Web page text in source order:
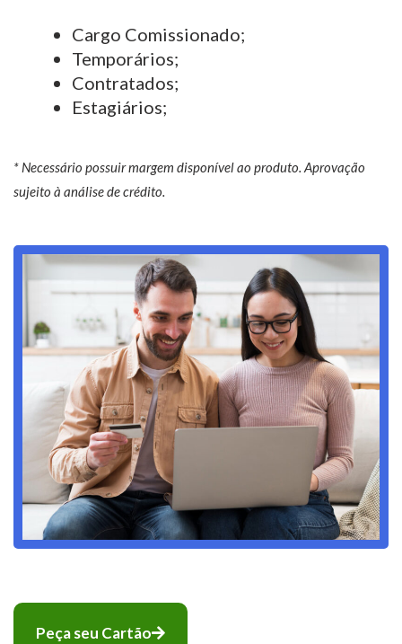
Cargo Comissionado;
Temporários;
Contratados;
Estagiários;
* Necessário possuir margem disponível ao produto. Aprovação
sujeito à análise de crédito.
Peça seu Cartão